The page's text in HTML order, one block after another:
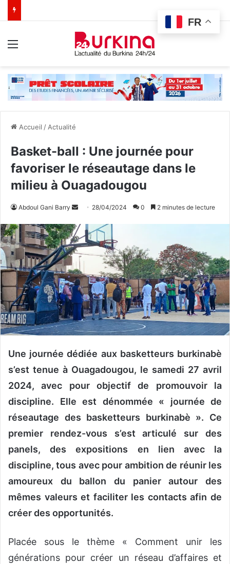
Accueil / Actualité
Basket-ball : Une journée pour
favoriser le réseautage dans le
milieu à Ouagadougou
Abdoul Gani Barry
v
o
y
e
r
u
n
c
o
r
r
28/04/2024 0 2 minutes de lecture
Une journée dédiée aux basketteurs burkinabè
s’est tenue à Ouagadougou, le samedi 27 avril
2024, avec pour objectif de promouvoir la
discipline. Elle est dénommée « journée de
réseautage des basketteurs burkinabè ». Ce
premier rendez-vous s’est articulé sur des
panels, des expositions en lien avec la
discipline, tous avec pour ambition de réunir les
amoureux du ballon du panier autour des
mêmes valeurs et faciliter les contacts afin de
créer des opportunités.
Placée sous le thème « Comment unir les
générations pour créer un réseau d’affaires et
FR